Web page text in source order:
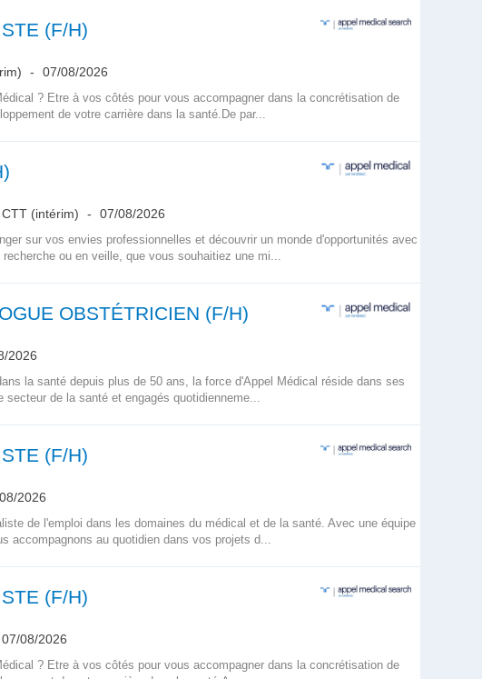
(F/H)
07/08/2026
? Etre à vos côtés pour vous accompagner dans la concrétisation de
de votre carrière dans la santé.De par...
CTT (intérim) 07/08/2026
sur vos envies professionnelles et découvrir un monde d'opportunités avec
ou en veille, que vous souhaitiez une mi...
OBSTÉTRICIEN (F/H)
2026
la santé depuis plus de 50 ans, la force d'Appel Médical réside dans ses
secteur de la santé et engagés quotidienneme...
(F/H)
2026
de l'emploi dans les domaines du médical et de la santé. Avec une équipe
accompagnons au quotidien dans vos projets d...
(F/H)
07/08/2026
? Etre à vos côtés pour vous accompagner dans la concrétisation de